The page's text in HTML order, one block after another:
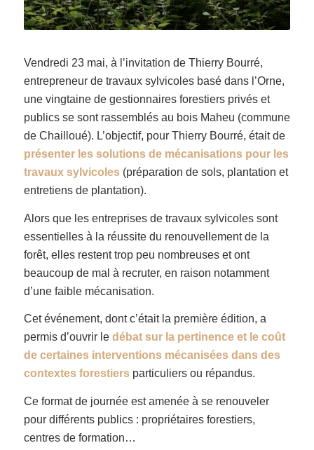
Vendredi 23 mai, à l’invitation de Thierry Bourré,
entrepreneur de travaux sylvicoles basé dans l’Orne,
une vingtaine de gestionnaires forestiers privés et
publics se sont rassemblés au bois Maheu (commune
de Chailloué). L’objectif, pour Thierry Bourré, était de
présenter les solutions de mécanisations pour les
travaux sylvicoles(préparation de sols, plantation et
entretiens de plantation).
Alors que les entreprises de travaux sylvicoles sont
essentielles à la réussite du renouvellement de la
forêt, elles restent trop peu nombreuses et ont
beaucoup de mal à recruter, en raison notamment
d’une faible mécanisation.
Cetévénement, dont c’était la première édition, a
permis d’ouvrir le débat sur la pertinence et le coût
de certaines interventions mécanisées dans des
contextes forestiersparticuliers ou répandus.
Ce format de journée est amenée à se renouveler
pour différents publics : propriétaires forestiers,
centres de formation…